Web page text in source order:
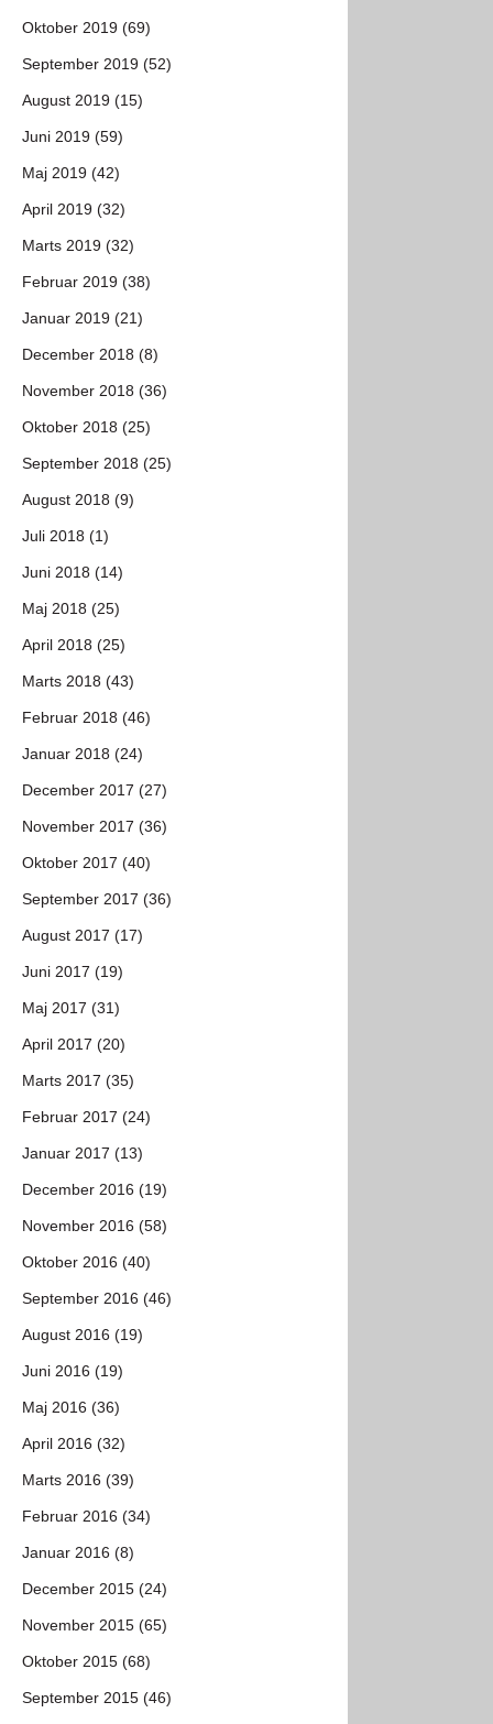
Oktober 2019 (69)
September 2019 (52)
August 2019 (15)
Juni 2019 (59)
Maj 2019 (42)
April 2019 (32)
Marts 2019 (32)
Februar 2019 (38)
Januar 2019 (21)
December 2018 (8)
November 2018 (36)
Oktober 2018 (25)
September 2018 (25)
August 2018 (9)
Juli 2018 (1)
Juni 2018 (14)
Maj 2018 (25)
April 2018 (25)
Marts 2018 (43)
Februar 2018 (46)
Januar 2018 (24)
December 2017 (27)
November 2017 (36)
Oktober 2017 (40)
September 2017 (36)
August 2017 (17)
Juni 2017 (19)
Maj 2017 (31)
April 2017 (20)
Marts 2017 (35)
Februar 2017 (24)
Januar 2017 (13)
December 2016 (19)
November 2016 (58)
Oktober 2016 (40)
September 2016 (46)
August 2016 (19)
Juni 2016 (19)
Maj 2016 (36)
April 2016 (32)
Marts 2016 (39)
Februar 2016 (34)
Januar 2016 (8)
December 2015 (24)
November 2015 (65)
Oktober 2015 (68)
September 2015 (46)